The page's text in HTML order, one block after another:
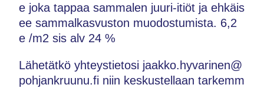
e joka tappaa sammalen juuri-itiöt ja ehkäis
ee sammalkasvuston muodostumista. 6,2
e /m2 sis alv 24 %
Lähetätkö yhteystietosi jaakko.hyvarinen@
pohjankruunu.fi niin keskustellaan tarkemm